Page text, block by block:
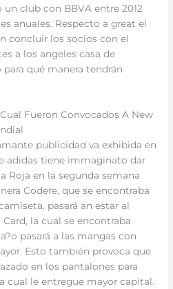
club con BBVA entre 2012
anuales. Respecto a great el
concluir los socios con el
a los angeles casa de
qué manera tendrán
Fueron Convocados A New
publicidad va exhibida en
adidas tiene immaginato dar
Roja en la segunda semana
Codere, que se encontraba
pasará an estar al
la cual se encontraba
pasará a las mangas con
Esto también provoca que
en los pantalones para
cual le entregue mayor capital.